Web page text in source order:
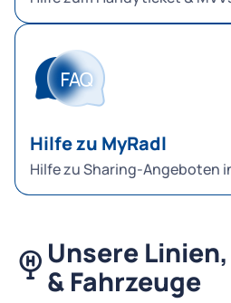
Hilfe zu MyRadl
Hilfe zu Sharing-Angeboten
Unsere
& Fahrzeuge